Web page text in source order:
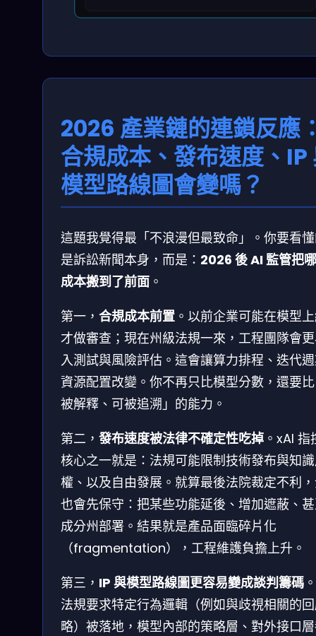
2026 產業鏈的連鎖反應
合規成本、發布速度、IP
模型路線圖會變嗎？
這題我覺得最「不浪漫但最致命」。你要看
是訴訟新聞本身，而是： 2026 後 AI 監管把
成本搬到了前面 。
第一， 合規成本前置 。以前企業可能在模型
才做審查；現在州級法規一來，工程團隊會
入測試與風險評估。這會讓算力排程、迭代
資源配置改變。你不再只比模型分數，還要
被解釋、可被追溯」的能力。
第二， 發布速度被法律不確定性吃掉 。xAI 指
核心之一就是：法規可能限制技術發布與知
權、以及自由發展。就算最後法院裁定不利
也會先保守：把某些功能延後、增加遮蔽、
成分州部署。結果就是產品面臨碎片化
（fragmentation），工程維護負擔上升。
第三， IP 與模型路線圖更容易變成談判籌碼
法規要求特定行為邏輯（例如與歧視相關的
略）被落地，模型內部的策略層、對外接口